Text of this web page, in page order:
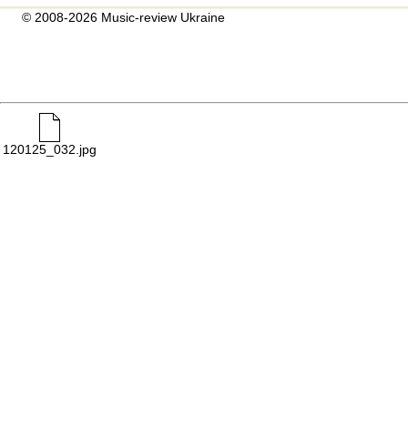
© 2008-2026 Music-review Ukraine
120125_032.jpg